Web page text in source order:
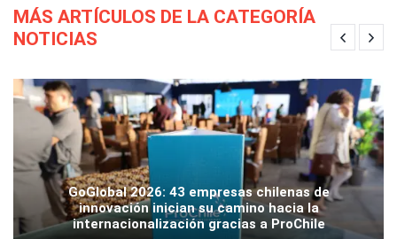
MÁS ARTÍCULOS DE LA CATEGORÍA
NOTICIAS
GoGlobal 2026: 43 empresas chilenas de
innovación inician su camino hacia la
internacionalización gracias a ProChile